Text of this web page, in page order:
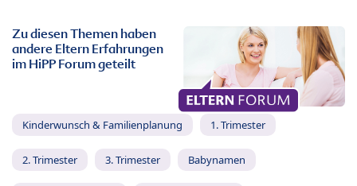
Zu diesen Themen haben
andere Eltern Erfahrungen
im HiPP Forum geteilt
Kinderwunsch & Familienplanung 1. Trimester
2. Trimester 3. Trimester Babynamen